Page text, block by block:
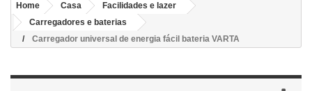
Home Casa
Facilidades e lazer
Carregadores e baterias
Carregador universal de energia fácil bateria VARTA